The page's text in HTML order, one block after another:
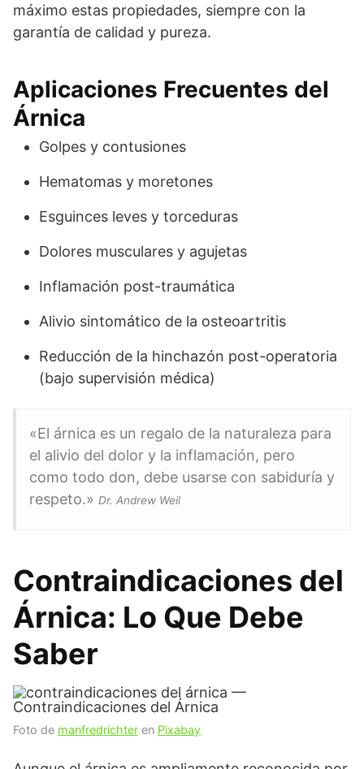
máximo estas propiedades, siempre con la
garantía de calidad y pureza.
Aplicaciones Frecuentes del
Árnica
Golpes y contusiones
Hematomas y moretones
Esguinces leves y torceduras
Dolores musculares y agujetas
Inflamación post-traumática
Alivio sintomático de la osteoartritis
Reducción de la hinchazón post-operatoria
(bajo supervisión médica)
«El árnica es un regalo de la naturaleza para
el alivio del dolor y la inflamación, pero
como todo don, debe usarse con sabiduría y
respeto.» Dr. Andrew Weil
Contraindicaciones del
Árnica: Lo Que Debe
Saber
Foto de manfredrichter en Pixabay